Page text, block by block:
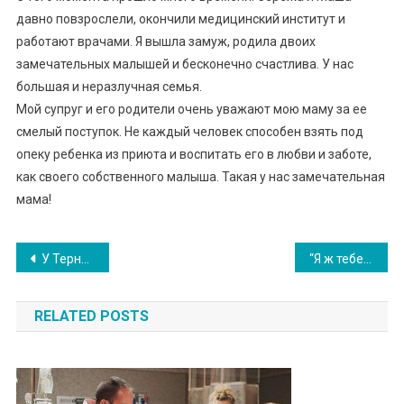
давно повзрослели, окончили медицинский институт и
работают врачами. Я вышла замуж, родила двоих
замечательных малышей и бесконечно счастлива. У нас
большая и неразлучная семья.
Мой супруг и его родители очень уважают мою маму за ее
смелый поступок. Не каждый человек способен взять под
опеку ребенка из приюта и воспитать его в любви и заботе,
как своего собственного малыша. Такая у нас замечательная
мама!
Навигация
по
записям
У Тернополі не відомий дав 100 тисяч доларів на ліку вання ди тини. Ви просто подив іться що сталось далі…
RELATED POSTS